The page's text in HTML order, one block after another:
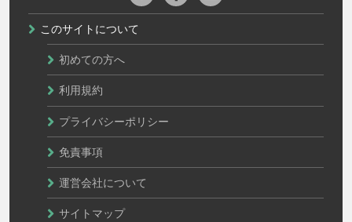
このサイトについて
初めての方へ
利用規約
プライバシーポリシー
免責事項
運営会社について
サイトマップ